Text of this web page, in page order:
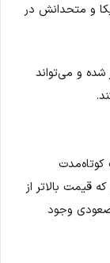
و متحدانش در
شده و می‌تواند
قیمت بالاتر از
صعودی وجود